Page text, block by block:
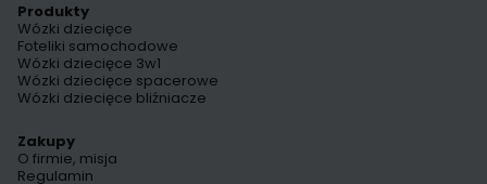
Produkty
Wózki dziecięce
Foteliki samochodowe
Wózki dziecięce 3w1
Wózki dziecięce spacerowe
Wózki dziecięce bliźniacze
Zakupy
O firmie, misja
Regulamin